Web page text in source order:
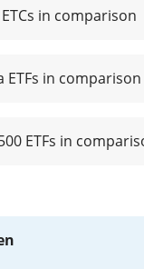
in comparison
ETFs in comparison
ETFs in